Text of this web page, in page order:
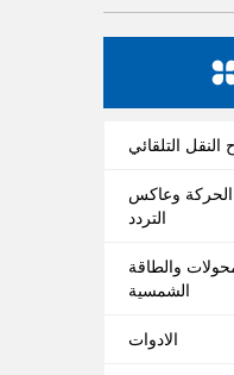
النقل التلقائي
الحركة وعاكس
التردد
والطاقة
الشمسية
الادوات